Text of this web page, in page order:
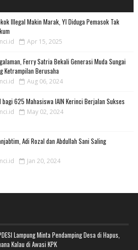
Illegal Makin Marak, YI Diduga Pemasok Tak
Apr 15, 2025
Ferry Satria Bekali Generasi Muda Sungai
Ketrampilan Berusaha
Aug 06, 2024
bagi 625 Mahasiswa IAIN Kerinci Berjalan Sukses
May 02, 2024
Adi Rozal dan Abdullah Sani Saling
Jan 20, 2024
Lampung Minta Pendamping Desa di Hapus,
Kalau di Awasi KPK